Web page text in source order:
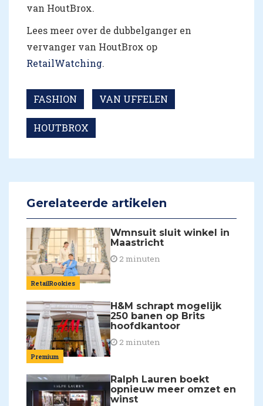
van HoutBrox.
Lees meer over de dubbelganger en
vervanger van HoutBrox op
RetailWatching.
FASHION VAN UFFELEN
HOUTBROX
Gerelateerde artikelen
RetailRookies
Wmnsuit sluit winkel in
Maastricht
2 minuten
Premium
H&M schrapt mogelijk
250 banen op Brits
hoofdkantoor
2 minuten
Ralph Lauren boekt
opnieuw meer omzet en
winst